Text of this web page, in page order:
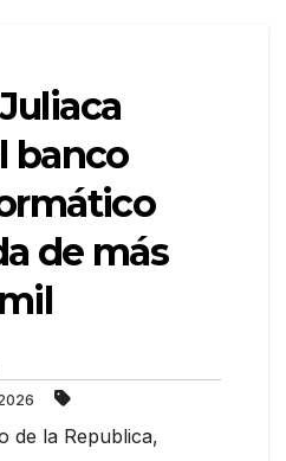
banco
de más
de la Republica,